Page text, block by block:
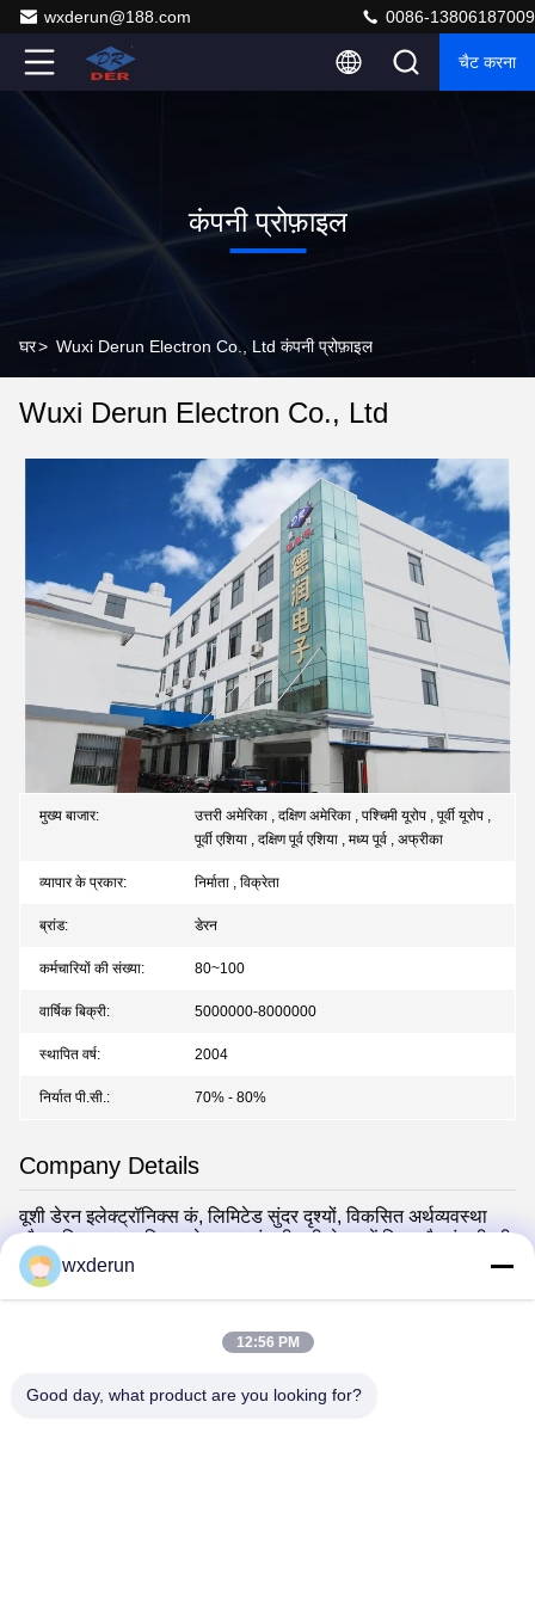
wxderun@188.com 0086-13806187009
चैट करना
कंपनी प्रोफ़ाइल
घर> Wuxi Derun Electron Co., Ltd कंपनी प्रोफ़ाइल
Wuxi Derun Electron Co., Ltd
मुख्य बाजार:
उत्तरी अमेरिका , दक्षिण अमेरिका , पश्चिमी यूरोप , पूर्वी यूरोप ,
पूर्वी एशिया , दक्षिण पूर्व एशिया , मध्य पूर्व , अफ्रीका
व्यापार के प्रकार: निर्माता , विक्रेता
ब्रांड: डेरन
कर्मचारियों की संख्या: 80~100
वार्षिक बिक्री: 5000000-8000000
स्थापित वर्ष: 2004
निर्यात पी.सी.: 70% - 80%
Company Details
वूशी डेरन इलेक्ट्रॉनिक्स कं, लिमिटेड सुंदर दृश्यों, विकसित अर्थव्यवस्था
और सुविधाजनक परिवहन के साथ यांग्त्ज़ी नदी डेल्टा में स्थित है।कंपनी की
स्थापना अप्रैल 2004 में हुई थी और अब इसका मासिक उत्पादन 5 मिलियन
पीसी उत्पादों का है।यह विभिन्न उच्च आवृत्ति ट्रांसफार्मर, निम्न आवृत्ति
ट्रांसफार्मर, इंडक्टर कॉइल और अन्य इलेक्ट्रॉनिक्स उत्पादों के अनुसंधान
एवं विकास, विनिर्माण और बिक्री में माहिर है।
वूशी डेरन ने विभिन्न गुणवत्ता प्रबंधन, पर्यावरण प्रबंधन और सुरक्षा उत्पादन
wxderun
12:56 PM
Good day, what product are you looking for?